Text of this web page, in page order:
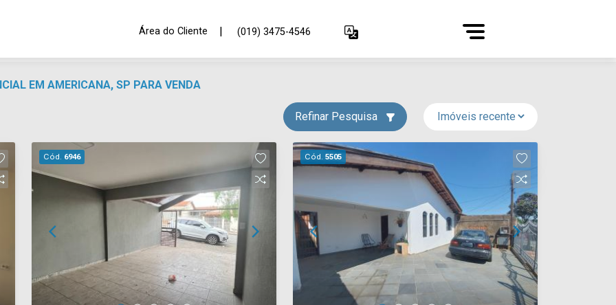
Área do Cliente | (019) 3475-4546
EM AMERICANA, SP PARA VENDA
Refinar Pesquisa
Cód. 6946 Cód. 5505